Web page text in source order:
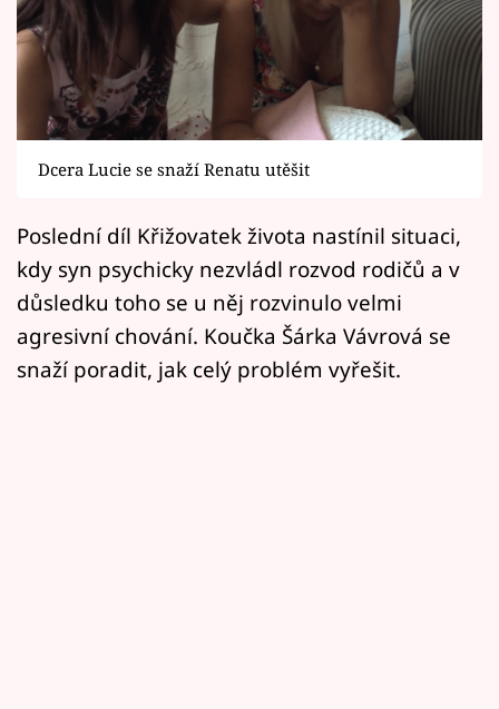
Horoskopy
Sledujte prima+
Filmový festival Karlovy Vary
Mámy sobě
Přihlášení
Dcera Lucie se snaží Renatu utěšit
Poslední díl Křižovatek života nastínil situaci,
kdy syn psychicky nezvládl rozvod rodičů a v
důsledku toho se u něj rozvinulo velmi
agresivní chování. Koučka Šárka Vávrová se
snaží poradit, jak celý problém vyřešit.